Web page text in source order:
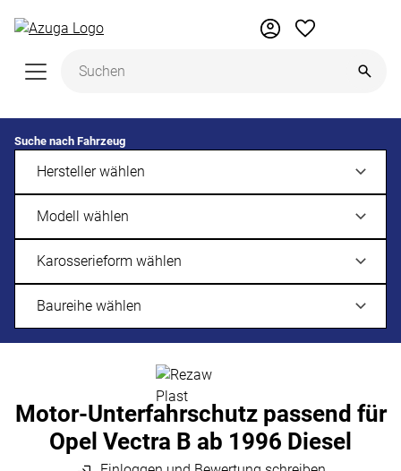
Suche nach Fahrzeug
Motor-Unterfahrschutz passend für
Opel Vectra B ab 1996 Diesel